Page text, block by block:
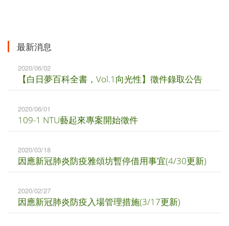
最新消息
2020/06/02
【白日夢百科全書，Vol.1向光性】徵件錄取公告
2020/06/01
109-1 NTU藝起來專案開始徵件
2020/03/18
因應新冠肺炎防疫雅頌坊暫停借用事宜(4/30更新)
2020/02/27
因應新冠肺炎防疫入場管理措施(3/17更新)